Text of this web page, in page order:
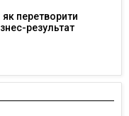
як перетворити
результат